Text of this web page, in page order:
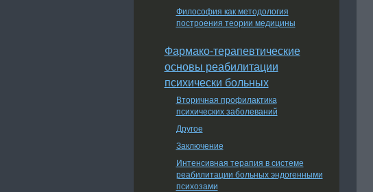
Философия как методология
построения теории медицины
Фармако-терапевтические
основы реабилитации
психически больных
Вторичная профилактика
психических заболеваний
Другое
Заключение
Интенсивная терапия в системе
реабилитации больных эндогенными
психозами